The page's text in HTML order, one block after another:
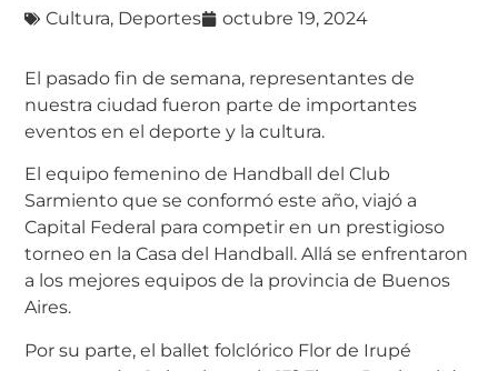
Cultura, Deportes octubre 19, 2024
El pasado fin de semana, representantes de
nuestra ciudad fueron parte de importantes
eventos en el deporte y la cultura.
El equipo femenino de Handball del Club
Sarmiento que se conformó este año, viajó a
Capital Federal para competir en un prestigioso
torneo en la Casa del Handball. Allá se enfrentaron
a los mejores equipos de la provincia de Buenos
Aires.
Por su parte, el ballet folclórico Flor de Irupé